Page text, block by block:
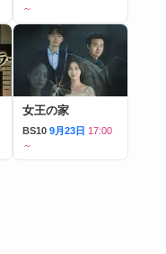
～
女王の家
BS10 9月23日 17:00
～